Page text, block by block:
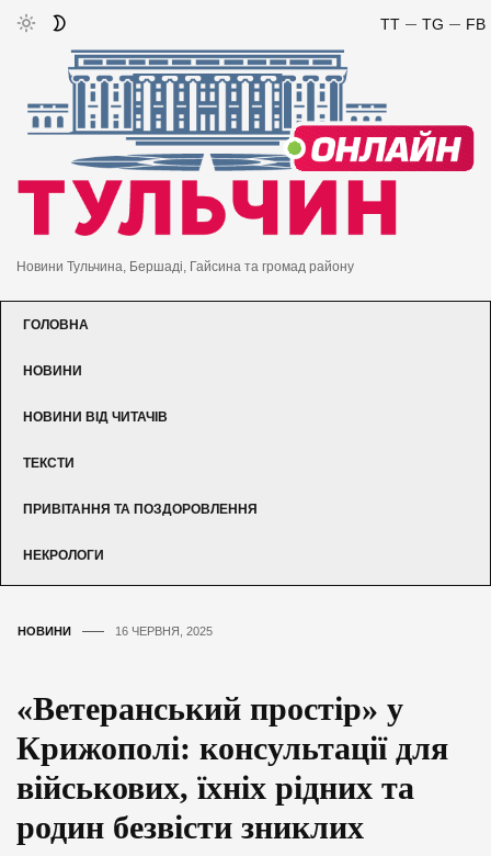
FB
TG
TT
Новини Тульчина, Бершаді, Гайсина та громад району
ГОЛОВНА
НОВИНИ
НОВИНИ ВІД ЧИТАЧІВ
ТЕКСТИ
ПРИВІТАННЯ ТА ПОЗДОРОВЛЕННЯ
НЕКРОЛОГИ
НОВИНИ 16 ЧЕРВНЯ, 2025
«Ветеранський простір» у
Крижополі: консультації для
військових, їхніх рідних та
родин безвісти зниклих